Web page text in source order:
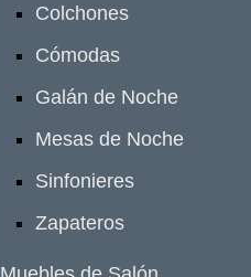
Colchones
Cómodas
Galán de Noche
Mesas de Noche
Sinfonieres
Zapateros